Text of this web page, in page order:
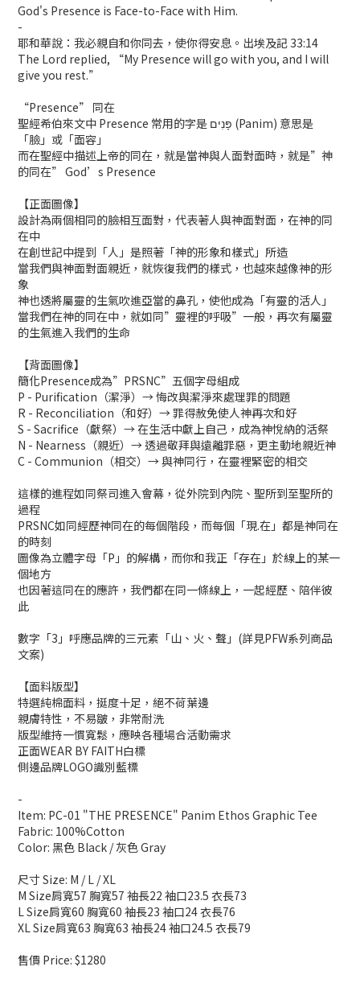
God's Presence is Face-to-Face with Him.
-
耶和華說：我必親自和你同去，使你得安息。出埃及記 33:14
The Lord replied, “My Presence will go with you, and I will
give you rest.”
“Presence” 同在
聖經希伯來文中 Presence 常用的字是 פָּנִים (Panim) 意思是
「臉」或「面容」
而在聖經中描述上帝的同在，就是當神與人面對面時，就是”神
的同在” God’s Presence
【正面圖像】
設計為兩個相同的臉相互面對，代表著人與神面對面，在神的同
在中
在創世記中提到「人」是照著「神的形象和樣式」所造
當我們與神面對面親近，就恢復我們的樣式，也越來越像神的形
象
神也透將屬靈的生氣吹進亞當的鼻孔，使他成為「有靈的活人」
當我們在神的同在中，就如同”靈裡的呼吸”一般，再次有屬靈
的生氣進入我們的生命
【背面圖像】
簡化Presence成為”PRSNC”五個字母組成
P - Purification（潔淨）→ 悔改與潔淨來處理罪的問題
R - Reconciliation（和好）→ 罪得赦免使人神再次和好
S - Sacrifice（獻祭）→ 在生活中獻上自己，成為神悅納的活祭
N - Nearness（親近）→ 透過敬拜與遠離罪惡，更主動地親近神
C - Communion（相交）→ 與神同行，在靈裡緊密的相交
這樣的進程如同祭司進入會幕，從外院到內院、聖所到至聖所的
過程
PRSNC如同經歷神同在的每個階段，而每個「現.在」都是神同在
的時刻
圖像為立體字母「P」的解構，而你和我正「存在」於線上的某一
個地方
也因著這同在的應許，我們都在同一條線上，一起經歷、陪伴彼
此
數字「3」呼應品牌的三元素「山、火、聲」(詳見PFW系列商品
文案)
【面料版型】
特選純棉面料，挺度十足，絕不荷葉邊
親膚特性，不易皺，非常耐洗
版型維持一慣寬鬆，應映各種場合活動需求
正面WEAR BY FAITH白標
側邊品牌LOGO識別藍標
-
Item: PC-01 "THE PRESENCE" Panim Ethos Graphic Tee
Fabric: 100%Cotton
Color: 黑色 Black / 灰色 Gray
尺寸 Size: M / L / XL
M Size肩寬57 胸寬57 袖長22 袖口23.5 衣長73
L Size肩寬60 胸寬60 袖長23 袖口24 衣長76
XL Size肩寬63 胸寬63 袖長24 袖口24.5 衣長79
售價 Price: $1280